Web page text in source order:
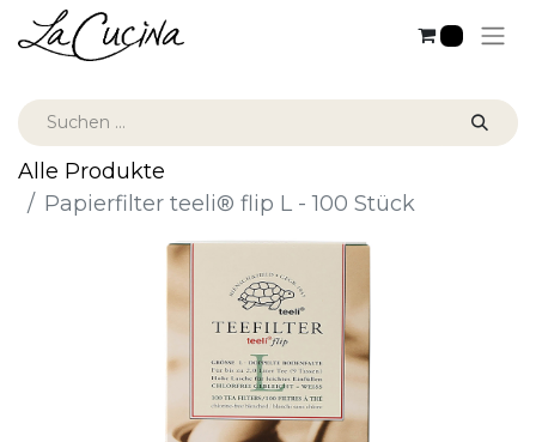
Alle Produkte
Papierfilter teeli® flip L - 100 Stück